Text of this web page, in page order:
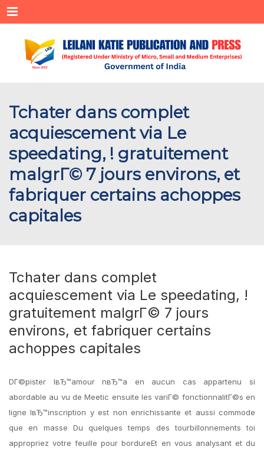
Menu
Tchater dans complet
acquiescement via Le
speedating, ! gratuitement
malgrГ© 7 jours environs, et
fabriquer certains achoppes
capitales
Tchater dans complet
acquiescement via Le speedating, !
gratuitement malgrГ© 7 jours
environs, et fabriquer certains
achoppes capitales
DГ©pister lвЂ™amour nвЂ™a en aucun cas appartenu si
abordable au vu de Meetic ensuite les variГ© fonctionnalitГ©s en
ligne lвЂ™inscription y est non enrichissante et aussi commode
que en masse Du quelques temps des tourbillonnements toi
appropriez votre feuille pour bordureEt en vous analysant et du